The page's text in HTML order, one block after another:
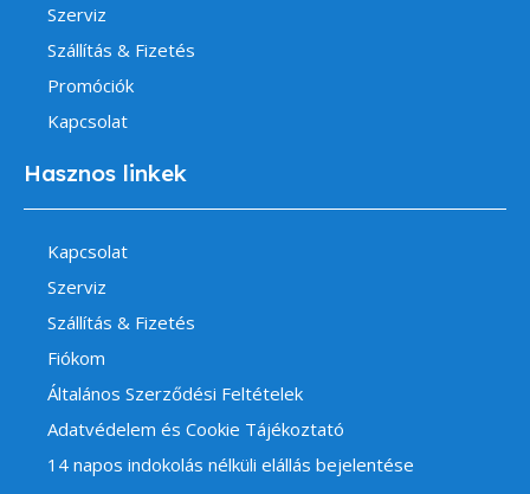
Szerviz
Szállítás & Fizetés
Promóciók
Kapcsolat
Hasznos linkek
Kapcsolat
Szerviz
Szállítás & Fizetés
Fiókom
Általános Szerződési Feltételek
Adatvédelem és Cookie Tájékoztató
14 napos indokolás nélküli elállás bejelentése